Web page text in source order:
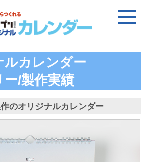
ルカレンダー
ー/製作実績
のオリジナルカレンダー